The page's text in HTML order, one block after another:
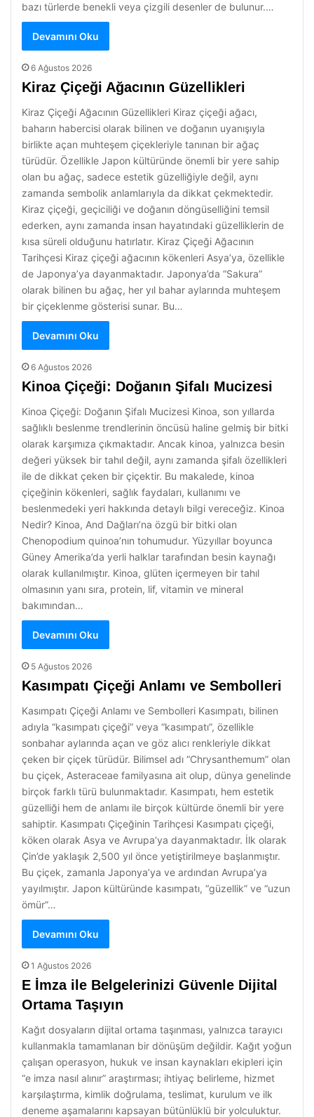
bazı türlerde benekli veya çizgili desenler de bulunur.…
Devamını Oku
6 Ağustos 2026
Kiraz Çiçeği Ağacının Güzellikleri
Kiraz Çiçeği Ağacının Güzellikleri Kiraz çiçeği ağacı,
baharın habercisi olarak bilinen ve doğanın uyanışıyla
birlikte açan muhteşem çiçekleriyle tanınan bir ağaç
türüdür. Özellikle Japon kültüründe önemli bir yere sahip
olan bu ağaç, sadece estetik güzelliğiyle değil, aynı
zamanda sembolik anlamlarıyla da dikkat çekmektedir.
Kiraz çiçeği, geçiciliği ve doğanın döngüselliğini temsil
ederken, aynı zamanda insan hayatındaki güzelliklerin de
kısa süreli olduğunu hatırlatır. Kiraz Çiçeği Ağacının
Tarihçesi Kiraz çiçeği ağacının kökenleri Asya’ya, özellikle
de Japonya’ya dayanmaktadır. Japonya’da “Sakura”
olarak bilinen bu ağaç, her yıl bahar aylarında muhteşem
bir çiçeklenme gösterisi sunar. Bu…
Devamını Oku
6 Ağustos 2026
Kinoa Çiçeği: Doğanın Şifalı Mucizesi
Kinoa Çiçeği: Doğanın Şifalı Mucizesi Kinoa, son yıllarda
sağlıklı beslenme trendlerinin öncüsü haline gelmiş bir bitki
olarak karşımıza çıkmaktadır. Ancak kinoa, yalnızca besin
değeri yüksek bir tahıl değil, aynı zamanda şifalı özellikleri
ile de dikkat çeken bir çiçektir. Bu makalede, kinoa
çiçeğinin kökenleri, sağlık faydaları, kullanımı ve
beslenmedeki yeri hakkında detaylı bilgi vereceğiz. Kinoa
Nedir? Kinoa, And Dağları’na özgü bir bitki olan
Chenopodium quinoa’nın tohumudur. Yüzyıllar boyunca
Güney Amerika’da yerli halklar tarafından besin kaynağı
olarak kullanılmıştır. Kinoa, glüten içermeyen bir tahıl
olmasının yanı sıra, protein, lif, vitamin ve mineral
bakımından…
Devamını Oku
5 Ağustos 2026
Kasımpatı Çiçeği Anlamı ve Sembolleri
Kasımpatı Çiçeği Anlamı ve Sembolleri Kasımpatı, bilinen
adıyla “kasımpatı çiçeği” veya “kasımpatı”, özellikle
sonbahar aylarında açan ve göz alıcı renkleriyle dikkat
çeken bir çiçek türüdür. Bilimsel adı “Chrysanthemum” olan
bu çiçek, Asteraceae familyasına ait olup, dünya genelinde
birçok farklı türü bulunmaktadır. Kasımpatı, hem estetik
güzelliği hem de anlamı ile birçok kültürde önemli bir yere
sahiptir. Kasımpatı Çiçeğinin Tarihçesi Kasımpatı çiçeği,
köken olarak Asya ve Avrupa’ya dayanmaktadır. İlk olarak
Çin’de yaklaşık 2,500 yıl önce yetiştirilmeye başlanmıştır.
Bu çiçek, zamanla Japonya’ya ve ardından Avrupa’ya
yayılmıştır. Japon kültüründe kasımpatı, “güzellik” ve “uzun
ömür”…
Devamını Oku
1 Ağustos 2026
E İmza ile Belgelerinizi Güvenle Dijital
Ortama Taşıyın
Kağıt dosyaların dijital ortama taşınması, yalnızca tarayıcı
kullanmakla tamamlanan bir dönüşüm değildir. Kağıt yoğun
çalışan operasyon, hukuk ve insan kaynakları ekipleri için
“e imza nasıl alınır” araştırması; ihtiyaç belirleme, hizmet
karşılaştırma, kimlik doğrulama, teslimat, kurulum ve ilk
deneme aşamalarını kapsayan bütünlüklü bir yolculuktur.